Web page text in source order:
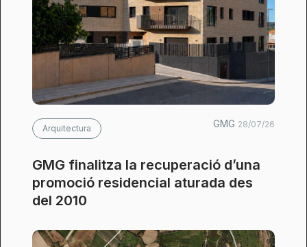
Arquitectura GMG 28/07/26
GMG finalitza la recuperació d’una
promoció residencial aturada des
del 2010